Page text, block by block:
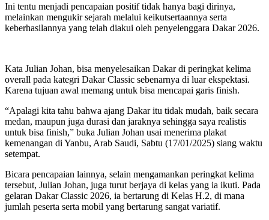
Ini tentu menjadi pencapaian positif tidak hanya bagi dirinya,
melainkan mengukir sejarah melalui keikutsertaannya serta
keberhasilannya yang telah diakui oleh penyelenggara Dakar 2026.
Kata Julian Johan, bisa menyelesaikan Dakar di peringkat kelima
overall pada kategri Dakar Classic sebenarnya di luar ekspektasi.
Karena tujuan awal memang untuk bisa mencapai garis finish.
“Apalagi kita tahu bahwa ajang Dakar itu tidak mudah, baik secara
medan, maupun juga durasi dan jaraknya sehingga saya realistis
untuk bisa finish,” buka Julian Johan usai menerima plakat
kemenangan di Yanbu, Arab Saudi, Sabtu (17/01/2025) siang waktu
setempat.
Bicara pencapaian lainnya, selain mengamankan peringkat kelima
tersebut, Julian Johan, juga turut berjaya di kelas yang ia ikuti. Pada
gelaran Dakar Classic 2026, ia bertarung di Kelas H.2, di mana
jumlah peserta serta mobil yang bertarung sangat variatif.